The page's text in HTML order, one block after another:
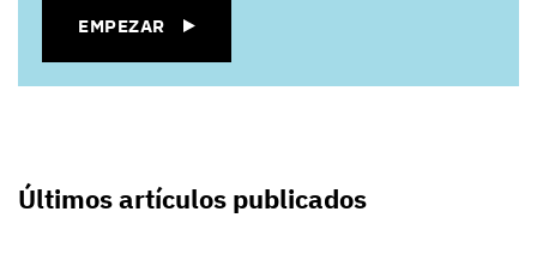
EMPEZAR
Últimos artículos publicados